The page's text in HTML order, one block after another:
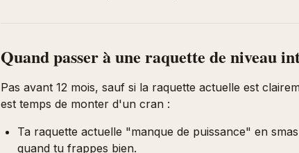
Quand passer à une raquette de niveau
Pas avant 12 mois, sauf si la raquette actuelle est
est temps de monter d'un cran :
Ta raquette actuelle "manque de puissance" en
quand tu frappes bien.